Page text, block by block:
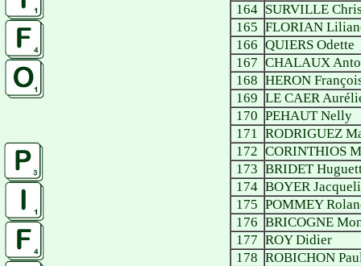
164 SURVILLE
165 FLORIAN
166 QUIERS Odette
167 CHALAUX
168 HERON
169 LE CAER
170 PEHAUT Nelly
171 RODRIGUEZ
172 CORINTHIOS
173 BRIDET
174 BOYER
175 POMMEY
176 BRICOGNE
177 ROY Didier
178 ROBICHON